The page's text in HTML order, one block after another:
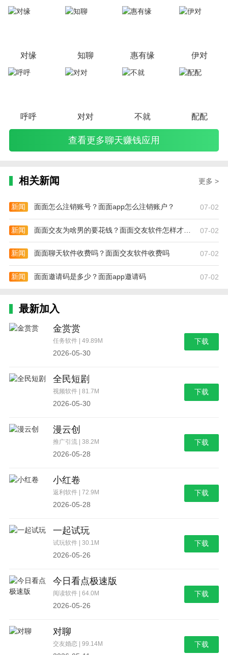
式，如今互联网越来越发达，各种赚钱方式层出不穷，聊天赚钱可
能是很轻松的一种了。
对缘 知聊 惠有缘 伊对
呼呼 对对 不就 配配
查看更多聊天赚钱应用
相关新闻 更多 >
新闻 面面怎么注销账号？面面app怎么注销账户？ 07-02
新闻 面面交友为啥男的要花钱？面面交友软件怎样才能免费聊天 07-02
新闻 面面聊天软件收费吗？面面交友软件收费吗 07-02
新闻 面面邀请码是多少？面面app邀请码 07-02
最新加入
金赏赏
任务软件 | 49.89M
2026-05-30
下载
全民短剧
视频软件 | 81.7M
2026-05-30
下载
漫云创
推广引流 | 38.2M
2026-05-28
下载
小红卷
返利软件 | 72.9M
2026-05-28
下载
一起试玩
试玩软件 | 30.1M
2026-05-26
下载
今日看点极速版
阅读软件 | 64.0M
2026-05-26
下载
对聊
交友婚恋 | 99.14M 下载